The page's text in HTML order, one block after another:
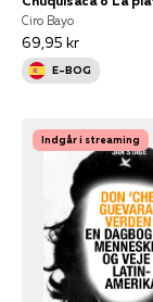
Ciro Bayo
69,95 kr
E-BOG
Indgår i streaming